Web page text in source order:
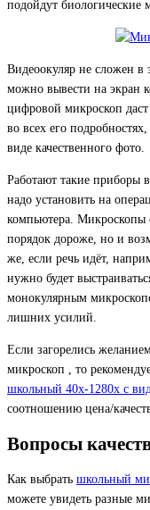
подойдут биологические
Видеоокуляр не сложен в
можно вывести на экран
цифровой микроскоп даст
во всех его
виде качественного фото.
Работают такие приборы
надо установить на
компьютера. Микроскопы
порядок дороже, но и
же, если речь идёт,
нужно будет
монокулярным
лишних усилий.
Если загорелись
микроскоп , то
школьный 40х-1280х с
соотношению цена/
Вопросы
Как выбрать школьный
можете увидеть разные